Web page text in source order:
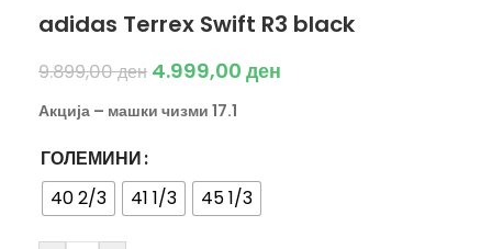
adidas Terrex Swift R3 black
9.899,00ден 4.999,00 ден
Акција – машки чизми 17.1
ГОЛЕМИНИ
40 2/3
41 1/3 45 1/3